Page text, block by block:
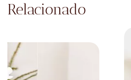
Relacionado